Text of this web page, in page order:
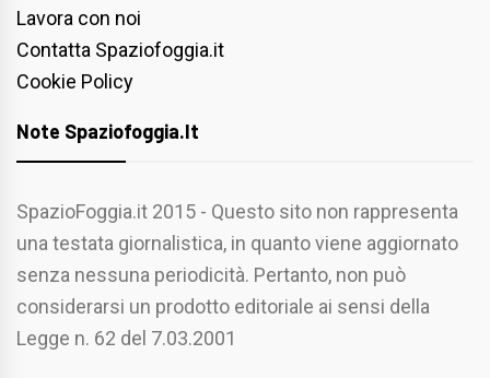
Lavora con noi
Contatta Spaziofoggia.it
Cookie Policy
Note Spaziofoggia.it
SpazioFoggia.it 2015 - Questo sito non rappresenta
una testata giornalistica, in quanto viene aggiornato
senza nessuna periodicità. Pertanto, non può
considerarsi un prodotto editoriale ai sensi della
Legge n. 62 del 7.03.2001